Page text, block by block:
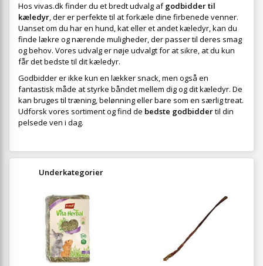
Hos vivas.dk finder du et bredt udvalg afgodbidder til
kæledyr, der er perfekte til at forkæle dine firbenede venner.
Uanset om du har en hund, kat eller et andet kæledyr, kan du
finde lækre og nærende muligheder, der passer til deres smag
og behov. Vores udvalg er nøje udvalgt for at sikre, at du kun
får det bedste til dit kæledyr.
Godbidder er ikke kun en lækker snack, men også en
fantastisk måde at styrke båndet mellem dig og dit kæledyr. De
kan bruges til træning, belønning eller bare som en særlig treat.
Udforsk vores sortiment og find de bedste godbiddertil din
pelsede ven i dag.
Underkategorier